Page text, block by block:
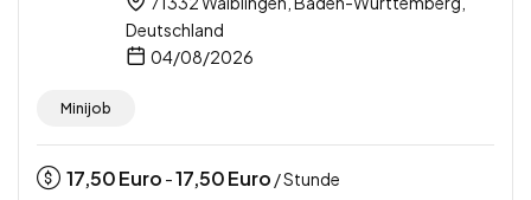
Deutschland
04/08/2026
Minijob
17,50Euro -17,50Euro / Stunde